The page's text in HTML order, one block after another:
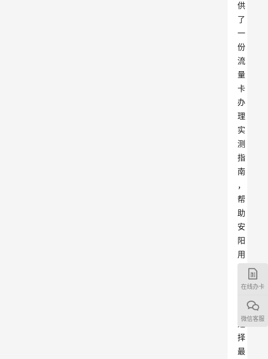
供
了
一
份
流
量
卡
办
理
实
测
指
南
，
帮
助
安
阳
用
更
选
择
最
在线办卡
微信客服